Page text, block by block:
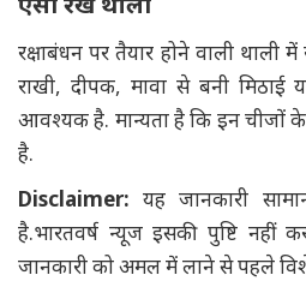
रक्षाबंधन पर तैयार होने वाली थाली
राखी, दीपक, मावा से बनी मिठाई
आवश्यक है. मान्यता है कि इन चीजों के
है.
Disclaimer:यह जानकारी
है.भारतवर्ष न्यूज इसकी पुष्टि नहीं
जानकारी को अमल में लाने से पहले